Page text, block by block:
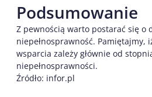
Podsumowanie
Z pewnością warto postarać się o
niepełnosprawność. Pamiętajmy,
wsparcia zależy głównie od
niepełnosprawności.
Źródło: infor.pl